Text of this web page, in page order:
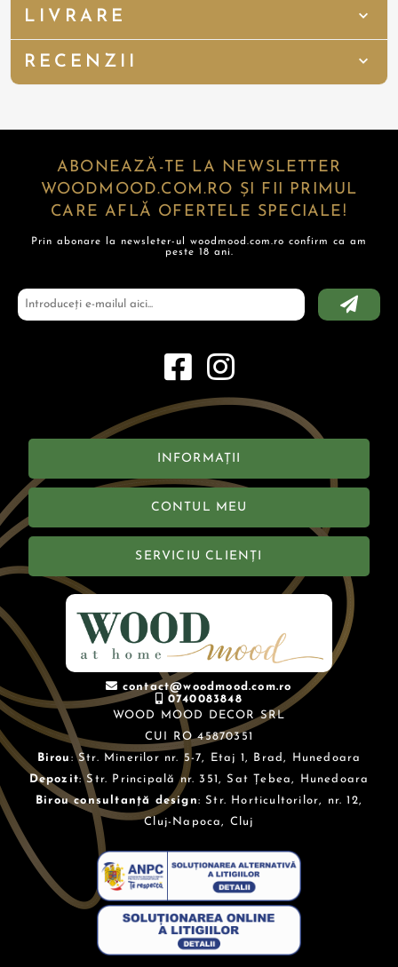
LIVRARE
RECENZII
ABONEAZĂ-TE LA NEWSLETTER
WOODMOOD.COM.RO ȘI FII PRIMUL
CARE AFLĂ OFERTELE SPECIALE!
Prin abonare la newsleter-ul woodmood.com.ro confirm ca am
peste 18 ani.
INFORMAȚII
CONTUL MEU
SERVICIU CLIENȚI
contact@woodmood.com.ro
0740083848
WOOD MOOD DECOR SRL
CUI RO 45870351
Birou : Str. Minerilor nr. 5-7, Etaj 1, Brad, Hunedoara
Depozit: Str. Principală nr. 351, Sat Țebea, Hunedoara
Birou consultanță design: Str. Horticultorilor, nr. 12,
Cluj-Napoca, Cluj